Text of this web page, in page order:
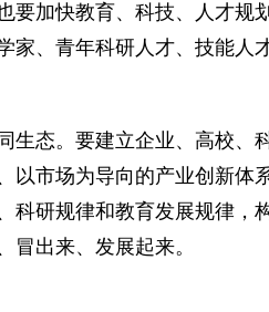
要加快教育、科技、人才规
家、青年科研人才、技能人
态。要建立企业、高校、
以市场为导向的产业创新体
科研规律和教育发展规律，
冒出来、发展起来。